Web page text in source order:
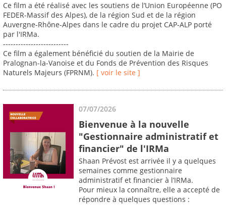
Ce film a été réalisé avec les soutiens de l’Union Européenne (PO
FEDER-Massif des Alpes), de la région Sud et de la région
Auvergne-Rhône-Alpes dans le cadre du projet CAP-ALP porté
par l'IRMa.
--------------------------
Ce film a également bénéficié du soutien de la Mairie de
Pralognan-la-Vanoise et du Fonds de Prévention des Risques
Naturels Majeurs (FPRNM). [ voir le site ]
07/07/2026
Bienvenue à la nouvelle
"Gestionnaire administratif et
financier" de l'IRMa
Shaan Prévost est arrivée il y a quelques
semaines comme gestionnaire
administratif et financier à l’IRMa.
Pour mieux la connaître, elle a accepté de
répondre à quelques questions :